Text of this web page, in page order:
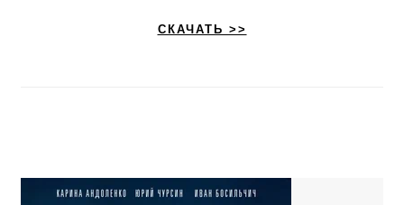
СКАЧАТЬ >>